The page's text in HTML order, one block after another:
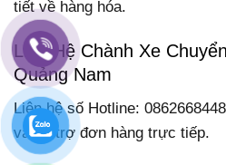
tiết về hàng hóa.
Liên Hệ Chành Xe
Quảng Nam
Liên hệ số Hotline:
và hỗ trợ đơn hàng trực tiếp.